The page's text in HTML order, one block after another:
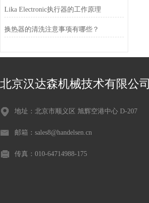
Lika Electronic执行器的工作原理
换热器的清洗注意事项有哪些？
北京汉达森机械技术有限公司
地址：北京市顺义区 旭辉空港中心 D-207
邮箱：sales8@handelsen.cn
传真：010-64714988-175